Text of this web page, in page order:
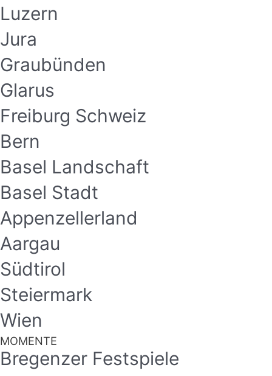
Luzern
Jura
Graubünden
Glarus
Freiburg Schweiz
Bern
Basel Landschaft
Basel Stadt
Appenzellerland
Aargau
Südtirol
Steiermark
Wien
MOMENTE
Bregenzer Festspiele